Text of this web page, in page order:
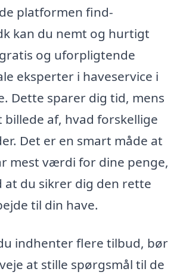
platformen find-
kan du nemt og hurtigt
og uforpligtende
eksperter i haveservice i
Dette sparer dig tid, mens
af, hvad forskellige
Det er en smart måde at
mest værdi for dine penge,
at du sikrer dig den rette
til din have.
indhenter flere tilbud, bør
at stille spørgsmål til de